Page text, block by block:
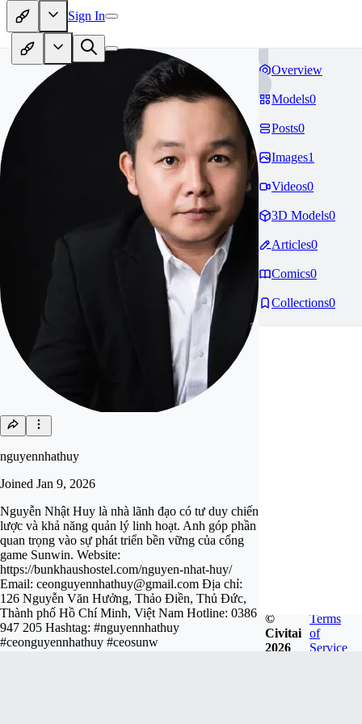
Sign In
nguyennhathuy
Joined Jan 9, 2026
Nguyễn Nhật Huy là nhà lãnh đạo có tư duy chiến
lược và khả năng quản lý linh hoạt. Anh góp phần
quan trọng vào sự phát triển bền vững của cổng
game Sunwin. Website:
https://bunkhaushostel.com/nguyen-nhat-huy/
Email: ceonguyennhathuy@gmail.com Địa chỉ:
126 Nguyễn Văn Hưởng, Thảo Điền, Thủ Đức,
Thành phố Hồ Chí Minh, Việt Nam Hotline: 0386
947 205 Hashtag: #nguyennhathuy
#ceonguyennhathuy #ceosunw
Overview
Models0
Posts0
Images1
Videos0
3D Models0
Articles0
Comics0
Collections0
©
Civitai
2026
Terms
of
Service